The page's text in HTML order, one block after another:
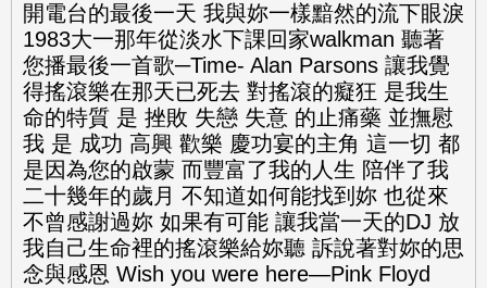
開電台的最後一天 我與妳一樣黯然的流下眼淚
1983大一那年從淡水下課回家walkman 聽著
您播最後一首歌─Time- Alan Parsons 讓我覺
得搖滾樂在那天已死去 對搖滾的癡狂 是我生
命的特質 是 挫敗 失戀 失意 的止痛藥 並撫慰
我 是 成功 高興 歡樂 慶功宴的主角 這一切 都
是因為您的啟蒙 而豐富了我的人生 陪伴了我
二十幾年的歲月 不知道如何能找到妳 也從來
不曾感謝過妳 如果有可能 讓我當一天的DJ 放
我自己生命裡的搖滾樂給妳聽 訴說著對妳的思
念與感恩 Wish you were here—Pink Floyd